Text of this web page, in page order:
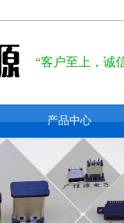
“客户至上，诚
产品中心
usb type c
usb 2.0
usb 3.0